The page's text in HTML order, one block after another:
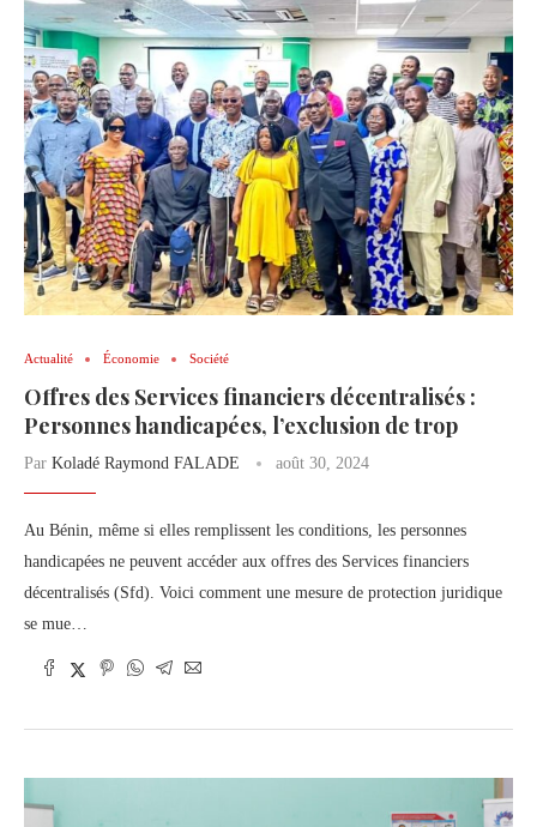
Actualité Économie Société
Offres des Services financiers décentralisés :
Personnes handicapées, l’exclusion de trop
Par Koladé Raymond FALADE août 30, 2024
Au Bénin, même si elles remplissent les conditions, les personnes
handicapées ne peuvent accéder aux offres des Services financiers
décentralisés (Sfd). Voici comment une mesure de protection juridique
se mue…